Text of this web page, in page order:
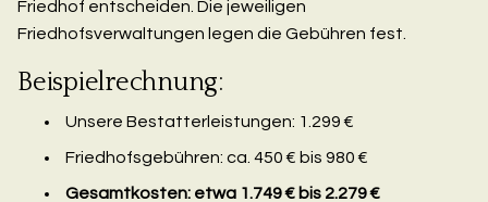
Friedhof entscheiden. Die jeweiligen
Friedhofsverwaltungen legen die Gebühren fest.
Beispielrechnung:
Unsere Bestatterleistungen: 1.299 €
Friedhofsgebühren: ca. 450 € bis 980 €
Gesamtkosten: etwa 1.749 € bis 2.279 €